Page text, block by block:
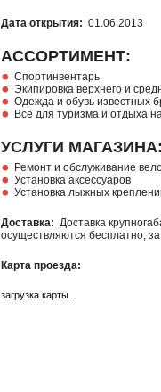
Дата открытия: 01.06.2013
АССОРТИМЕНТ:
Спортинвентарь
Экипировка верхнего и
Одежда и обувь известных
Всё для туризма и отдыха
УСЛУГИ
Ремонт и обслуживание
Установка аксессуаров
Установка лыжных
Доставка: Доставка
осуществляются бесплатно,
Карта проезда:
загрузка карты...